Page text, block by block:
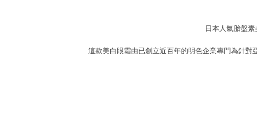
日本人氣胎盤
這款美白眼霜由已創立近百年的明色企業專門為針